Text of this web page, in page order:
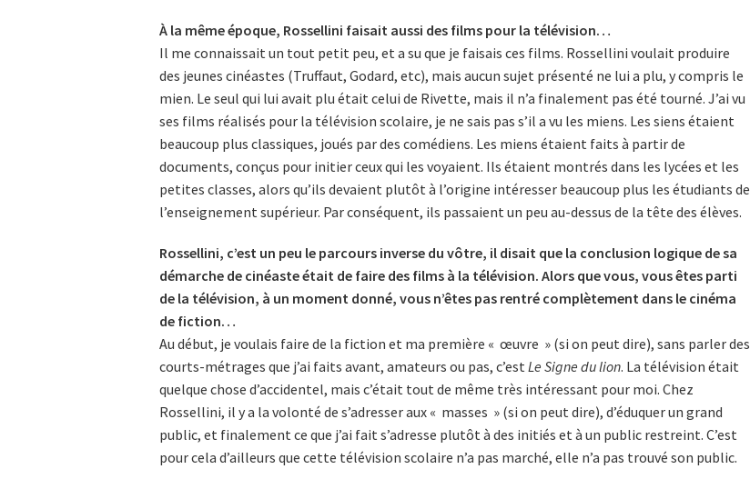
À la même époque, Rossellini faisait aussi des films pour la télévision…
Il me connaissait un tout petit peu, et a su que je faisais ces films. Rossellini voulait produire
des jeunes cinéastes (Truffaut, Godard, etc), mais aucun sujet présenté ne lui a plu, y compris le
mien. Le seul qui lui avait plu était celui de Rivette, mais il n’a finalement pas été tourné. J’ai vu
ses films réalisés pour la télévision scolaire, je ne sais pas s’il a vu les miens. Les siens étaient
beaucoup plus classiques, joués par des comédiens. Les miens étaient faits à partir de
documents, conçus pour initier ceux qui les voyaient. Ils étaient montrés dans les lycées et les
petites classes, alors qu’ils devaient plutôt à l’origine intéresser beaucoup plus les étudiants de
l’enseignement supérieur. Par conséquent, ils passaient un peu au-dessus de la tête des élèves.
Rossellini, c’est un peu le parcours inverse du vôtre, il disait que la conclusion logique de sa
démarche de cinéaste était de faire des films à la télévision. Alors que vous, vous êtes parti
de la télévision, à un moment donné, vous n’êtes pas rentré complètement dans le cinéma
de fiction…
Au début, je voulais faire de la fiction et ma première « œuvre » (si on peut dire), sans parler des
courts-métrages que j’ai faits avant, amateurs ou pas, c’estLe Signe du lion. La télévision était
quelque chose d’accidentel, mais c’était tout de même très intéressant pour moi. Chez
Rossellini, il y a la volonté de s’adresser aux « masses » (si on peut dire), d’éduquer un grand
public, et finalement ce que j’ai fait s’adresse plutôt à des initiés et à un public restreint. C’est
pour cela d’ailleurs que cette télévision scolaire n’a pas marché, elle n’a pas trouvé son public.